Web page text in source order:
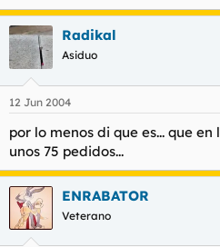
Radikal
Asiduo
12 Jun 2004
por lo menos di que es... que
unos 75 pedidos...
ENRABATOR
Veterano